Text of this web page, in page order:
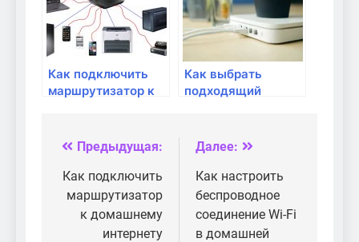
Как подключить
маршрутизатор к
провайдера?
Как выбрать
подходящий
сети?
Навигация
по
записям
Предыдущая:
Как подключить
маршрутизатор
к домашнему
интернету
Далее:
Как настроить
беспроводное
соединение Wi-Fi
в домашней